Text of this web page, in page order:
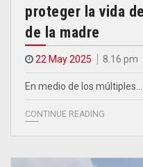
proteger la vida
de la madre
22 May 2025 8.16 pm
En medio de los múltiples…
CONTINUE READING